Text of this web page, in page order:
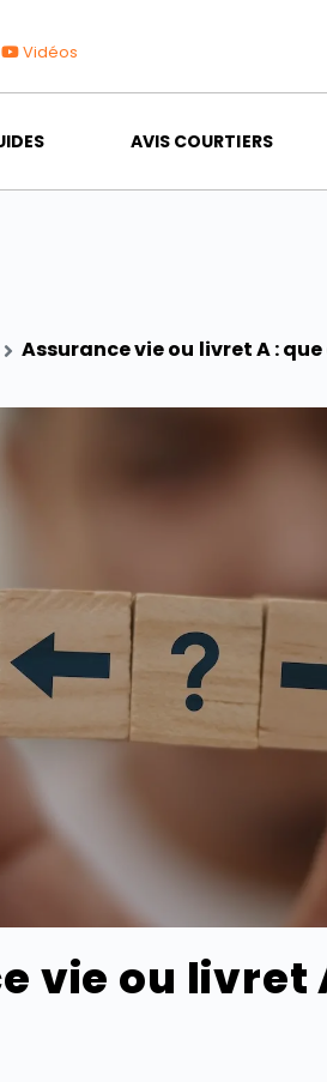
Vidéos
AVIS COURTIERS
Assurance vie ou livret A :
vie ou livret